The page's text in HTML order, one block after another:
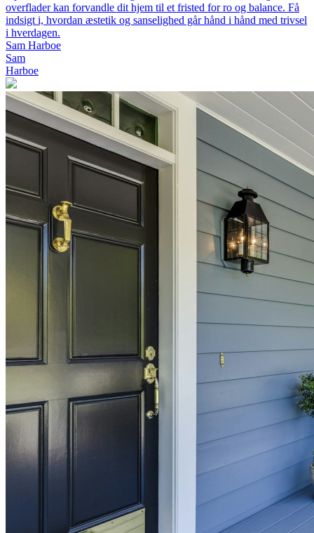
overflader kan forvandle dit hjem til et fristed for ro og balance. Få
indsigt i, hvordan æstetik og sanselighed går hånd i hånd med trivsel
i hverdagen.
Sam Harboe
Sam
Harboe